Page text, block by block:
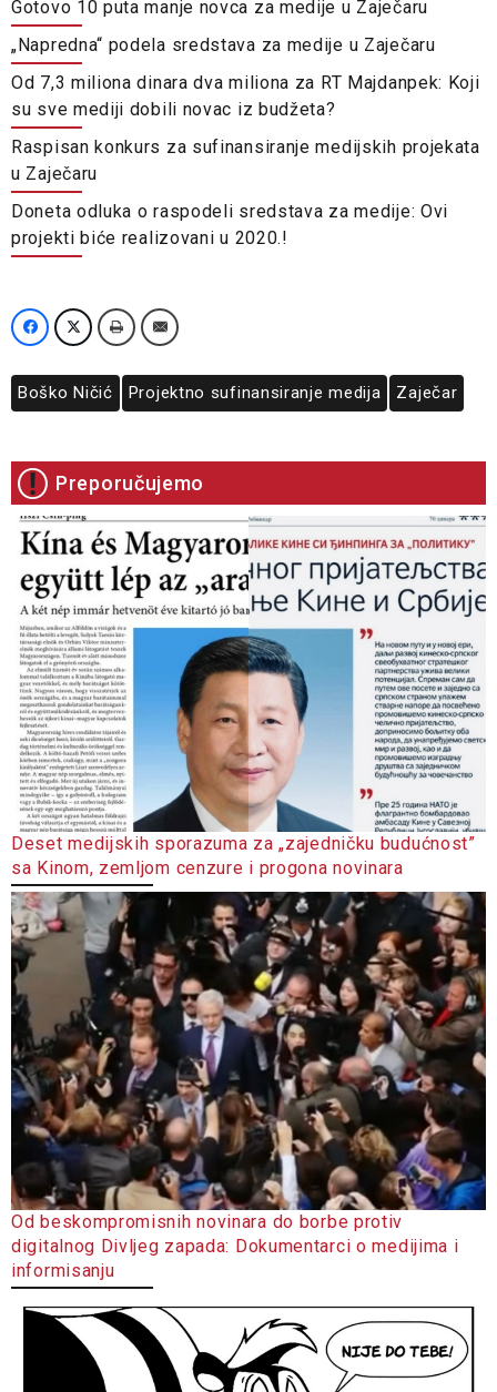
Gotovo 10 puta manje novca za medije u Zaječaru
„Napredna“ podela sredstava za medije u Zaječaru
Od 7,3 miliona dinara dva miliona za RT Majdanpek: Koji
su sve mediji dobili novac iz budžeta?
Raspisan konkurs za sufinansiranje medijskih projekata
u Zaječaru
Doneta odluka o raspodeli sredstava za medije: Ovi
projekti biće realizovani u 2020.!
Boško Ničić Projektno sufinansiranje medija Zaječar
Preporučujemo
Deset medijskih sporazuma za „zajedničku budućnost”
sa Kinom, zemljom cenzure i progona novinara
Od beskompromisnih novinara do borbe protiv
digitalnog Divljeg zapada: Dokumentarci o medijima i
informisanju